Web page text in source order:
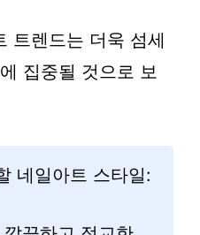
트렌드는 더욱 섬세
집중될 것으로 보
네일아트 스타일: